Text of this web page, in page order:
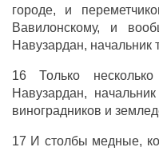
городе, и
Вавилонскому, и
Навузардан, начальник
16 Только
Навузардан,
виноградников и
17 И столбы медные,